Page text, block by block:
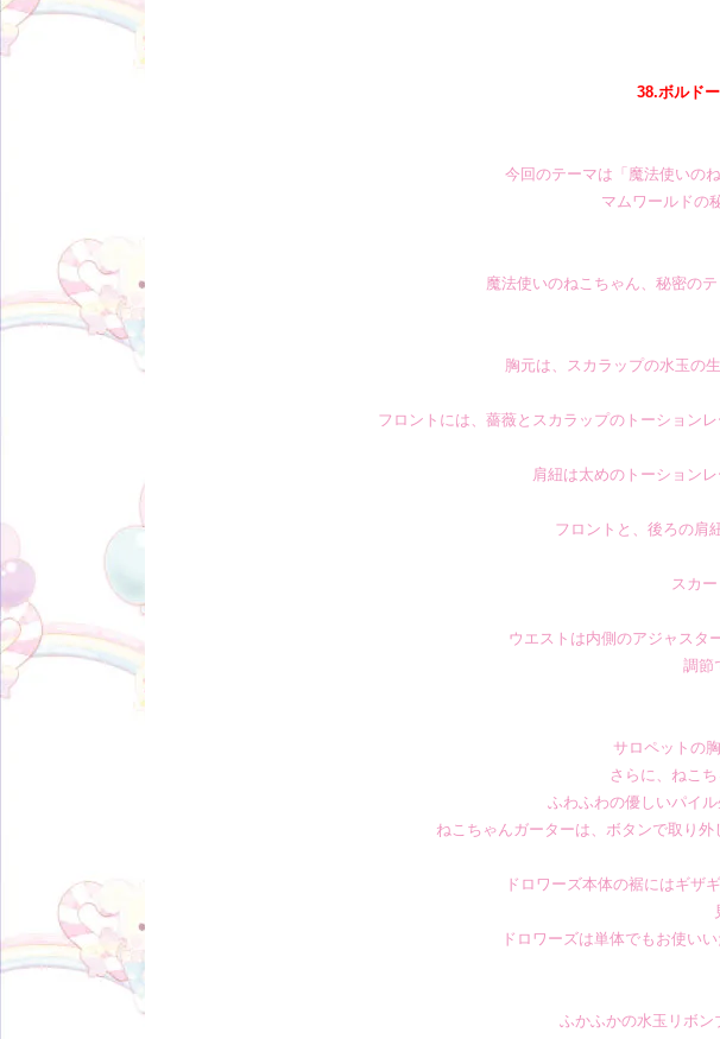
38.ボルド
今回のテーマは「魔法使いの
マムワールドの
魔法使いのねこちゃん、秘密の
胸元は、スカラップの水玉の
フロントには、薔薇とスカラップのトーション
肩紐は太めのトーション
フロントと、後ろの肩
スカ
ウエストは内側のアジャスタ
調節
サロペットの
さらに、ねこ
ふわふわの優しいパイ
ねこちゃんガーターは、ボタンで取り
ドロワーズ本体の裾にはギザ
ドロワーズは単体でもお使い
ふかふかの水玉リボン